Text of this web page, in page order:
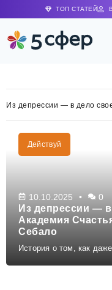
ТОП СТАТЕЙ
Физическая Активность
Как движение подпитывает
Действуй
10.10.2025 0
Из депрессии —
Академия
Себало
История о том, как